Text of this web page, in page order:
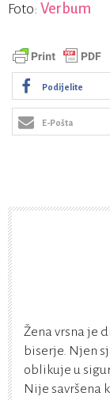
Foto: Verbum
Podijelite
E-Pošta
Žena vrsna je
biserje. Njen
oblikuje u
Nije savršena